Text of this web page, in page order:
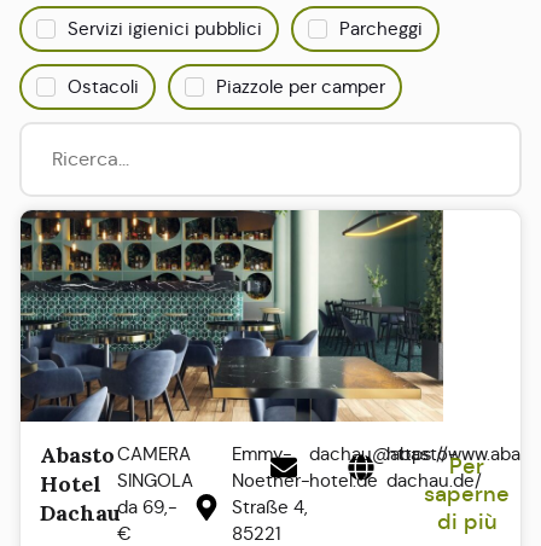
Servizi igienici pubblici Parcheggi
Ostacoli Piazzole per camper
Abasto
Hotel
Dachau
CAMERA
SINGOLA
da 69,-
€
Emmy-
Noether-
Straße 4,
85221
dachau@abasto-
hotel.de
https://
dachau.de/
Per
saperne
di più